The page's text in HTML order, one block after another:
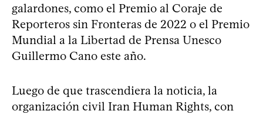
galardones, como el Premio al Coraje de
Reporteros sin Fronteras de 2022 o el Premio
Mundial a la Libertad de Prensa Unesco
Guillermo Cano este año.
Luego de que trascendiera la noticia, la
organización civil Iran Human Rights, con